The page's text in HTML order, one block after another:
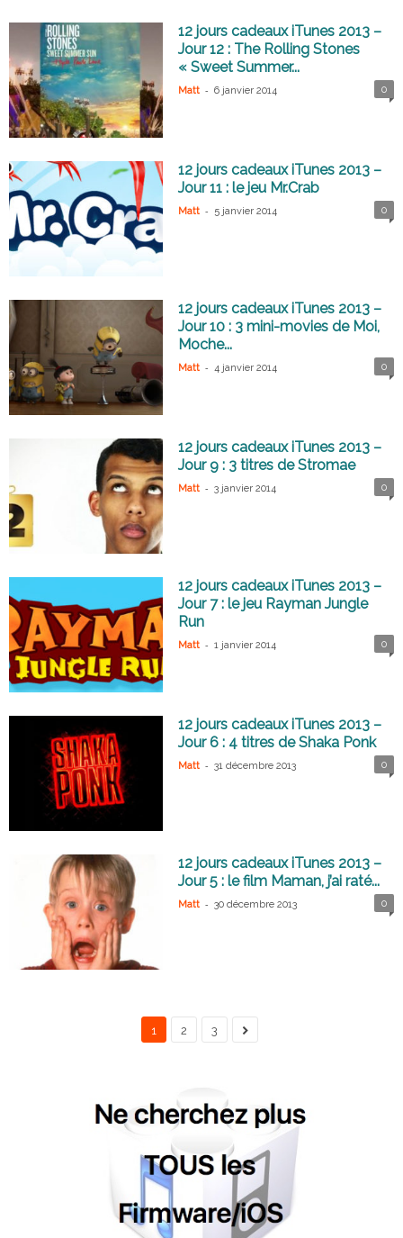
12 jours cadeaux iTunes 2013 –
Jour 12 : The Rolling Stones
« Sweet Summer...
Matt - 6 janvier 2014 0
12 jours cadeaux iTunes 2013 –
Jour 11 : le jeu Mr.Crab
Matt - 5 janvier 2014 0
12 jours cadeaux iTunes 2013 –
Jour 10 : 3 mini-movies de Moi,
Moche...
Matt - 4 janvier 2014 0
12 jours cadeaux iTunes 2013 –
Jour 9 : 3 titres de Stromae
Matt - 3 janvier 2014 0
12 jours cadeaux iTunes 2013 –
Jour 7 : le jeu Rayman Jungle
Run
Matt - 1 janvier 2014 0
12 jours cadeaux iTunes 2013 –
Jour 6 : 4 titres de Shaka Ponk
Matt - 31 décembre 2013 0
12 jours cadeaux iTunes 2013 –
Jour 5 : le film Maman, j’ai raté...
Matt - 30 décembre 2013 0
1 2 3